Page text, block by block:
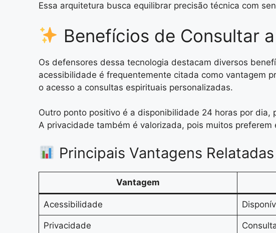
Essa arquitetura busca equilibrar precisão técnica com
Benefícios de Consultar
Os defensores dessa tecnologia destacam diversos
acessibilidade é frequentemente citada como vantagem
o acesso a consultas espirituais personalizadas.
Outro ponto positivo é a disponibilidade 24 horas por
A privacidade também é valorizada, pois muitos
Principais Vantagens
Vantagem
Acessibilidade
Privacidade